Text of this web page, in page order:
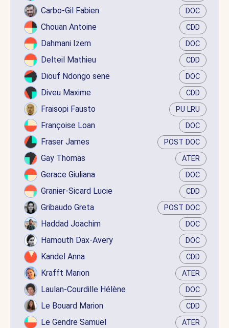
Carbo-Gil Fabien DOC
Chouan Antoine CDD
Dahmani Izem DOC
Delteil Mathieu CDD
Diouf Ndongo sene DOC
Diveu Maxime CDD
Fraisopi Fausto PU LRU
Françoise Loan DOC
Fraser James POST DOC
Gay Thomas ATER
Gerace Giuliana DOC
Granier-Sicard Lucie CDD
Gribaudo Greta POST DOC
Haddad Joachim DOC
Hamouth Dax-Avery DOC
Kandel Anna CDD
Krafft Marion ATER
Laulan-Courdille Hélène DOC
Le Bouard Marion CDD
Le Gendre Samuel ATER